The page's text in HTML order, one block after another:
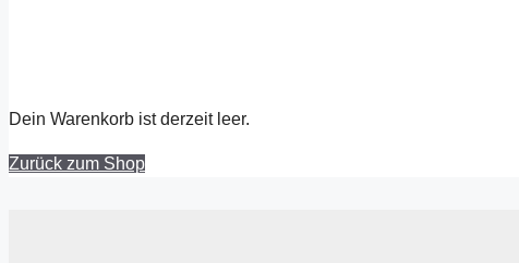
Dein Warenkorb ist derzeit leer.
Zurück zum Shop